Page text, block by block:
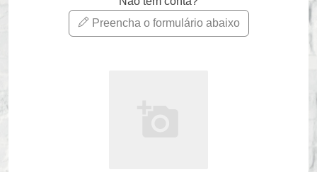
Preencha o formulário abaixo